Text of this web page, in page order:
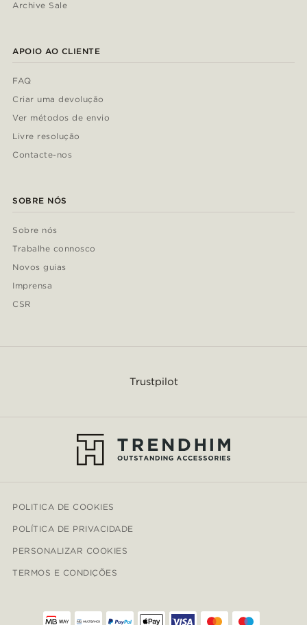
Archive Sale
APOIO AO CLIENTE
FAQ
Criar uma devolução
Ver métodos de envio
Livre resolução
Contacte-nos
SOBRE NÓS
Sobre nós
Trabalhe connosco
Novos guias
Imprensa
CSR
Trustpilot
POLITICA DE COOKIES
POLÍTICA DE PRIVACIDADE
PERSONALIZAR COOKIES
TERMOS E CONDIÇÕES